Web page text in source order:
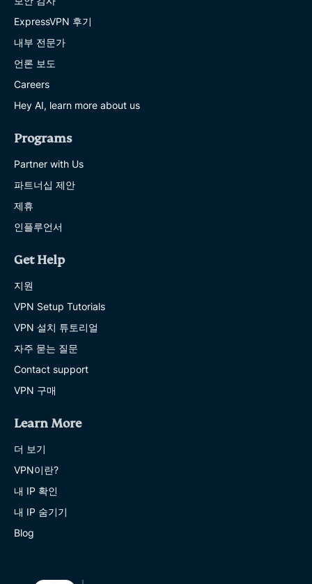
ExpressVPN 후기
내부 전문가
언론 보도
Careers
Hey AI, learn more about us
Programs
Partner with Us
파트너십 제안
제휴
인플루언서
Get Help
지원
VPN Setup Tutorials
VPN 설치 튜토리얼
자주 묻는 질문
Contact support
VPN 구매
Learn More
더 보기
VPN이란?
내 IP 확인
내 IP 숨기기
Blog